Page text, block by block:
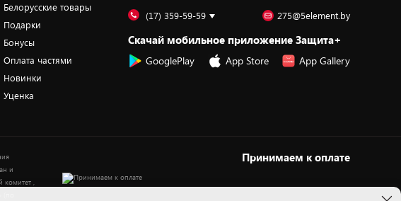
Белорусские товары
Подарки
Бонусы
Оплата частями
Новинки
Уценка
(17) 359-59-59 275@5element.by
Скачай мобильное приложение Защита+
GooglePlay App Store App Gallery
и
комитет ,
Принимаем к оплате